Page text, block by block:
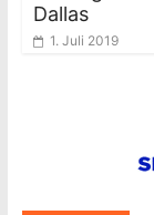
Dallas
1. Juli 2019